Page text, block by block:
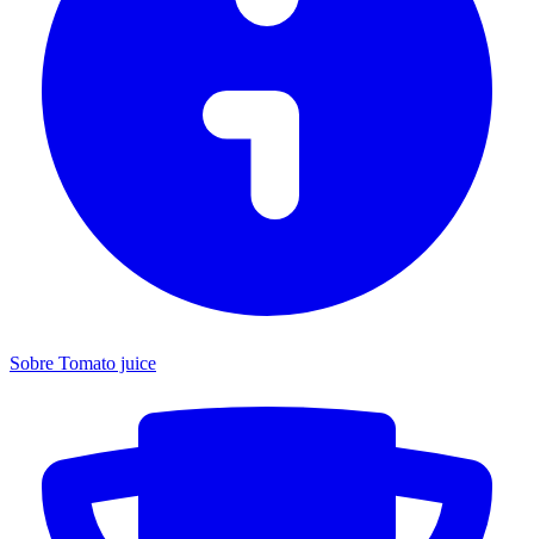
Sobre Tomato juice